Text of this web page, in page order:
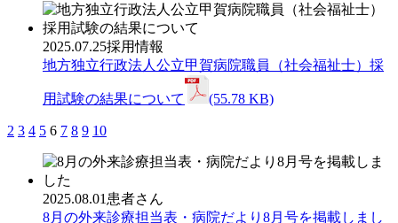
2025.07.25採用情報
地方独立行政法人公立甲賀病院職員（社会福祉士）採
用試験の結果について (55.78 KB)
2 3 4 5 6 7 8 9 10
2025.08.01 患者さん
8月の外来診療担当表・病院だより8月号を掲載しまし